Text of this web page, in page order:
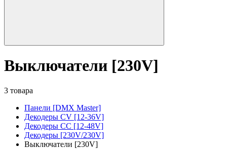
Выключатели [230V]
3 товара
Панели [DMX Master]
Декодеры CV [12-36V]
Декодеры CC [12-48V]
Декодеры [230V/230V]
Выключатели [230V]